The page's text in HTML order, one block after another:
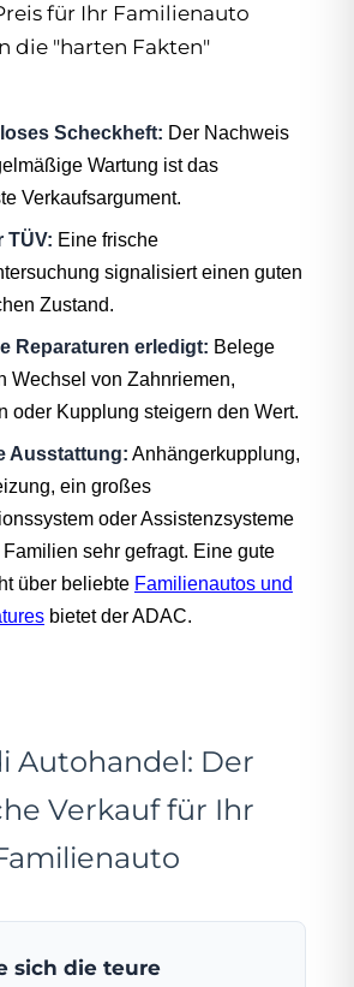
für Ihr Familienauto
die "harten Fakten"
Scheckheft: Der Nachweis
Wartung ist das
Verkaufsargument.
TÜV: Eine frische
signalisiert einen guten
Zustand.
Reparaturen erledigt: Belege
Wechsel von Zahnriemen,
oder Kupplung steigern den Wert.
Ausstattung: Anhängerkupplung,
ein großes
oder Assistenzsysteme
sehr gefragt. Eine gute
über beliebte Familienautos und
bietet der ADAC.
Autohandel: Der
Verkauf für Ihr
sich die teure